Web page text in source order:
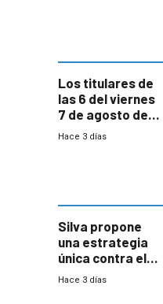
Los titulares de
las 6 del viernes
7 de agosto de
2026
Hace 3 días
Silva propone
una estrategia
única contra el
narcotráfico y
Hace 3 días